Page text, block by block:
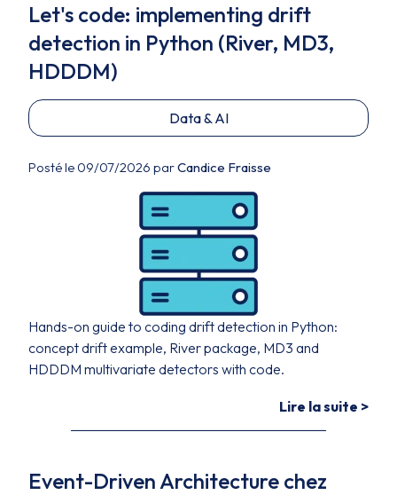
Let's code: implementing drift
detection in Python (River, MD3,
HDDDM)
Data & AI
Posté le 09/07/2026 parCandice Fraisse
Hands-on guide to coding drift detection in Python:
concept drift example, River package, MD3 and
HDDDM multivariate detectors with code.
Lire la suite >
Event-Driven Architecture chez